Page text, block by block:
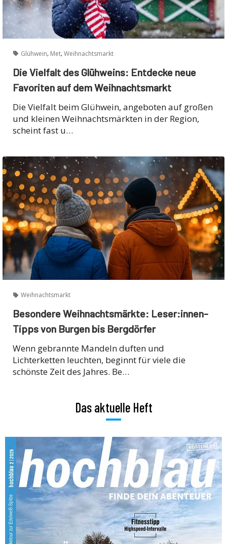
Glühwein, Met, Weihnachtsmarkt
Die Vielfalt des Glühweins: Entdecke neue
Favoriten auf dem Weihnachtsmarkt
Die Vielfalt beim Glühwein, angeboten auf großen
und kleinen Weihnachtsmärkten in der Region,
scheint fast u…
Weihnachtsmarkt
Besondere Weihnachtsmärkte: Leser:innen-
Tipps von Burgen bis Bergdörfer
Wenn gebrannte Mandeln duften und
Lichterketten leuchten, beginnt für viele die
schönste Zeit des Jahres. Be…
Das aktuelle Heft